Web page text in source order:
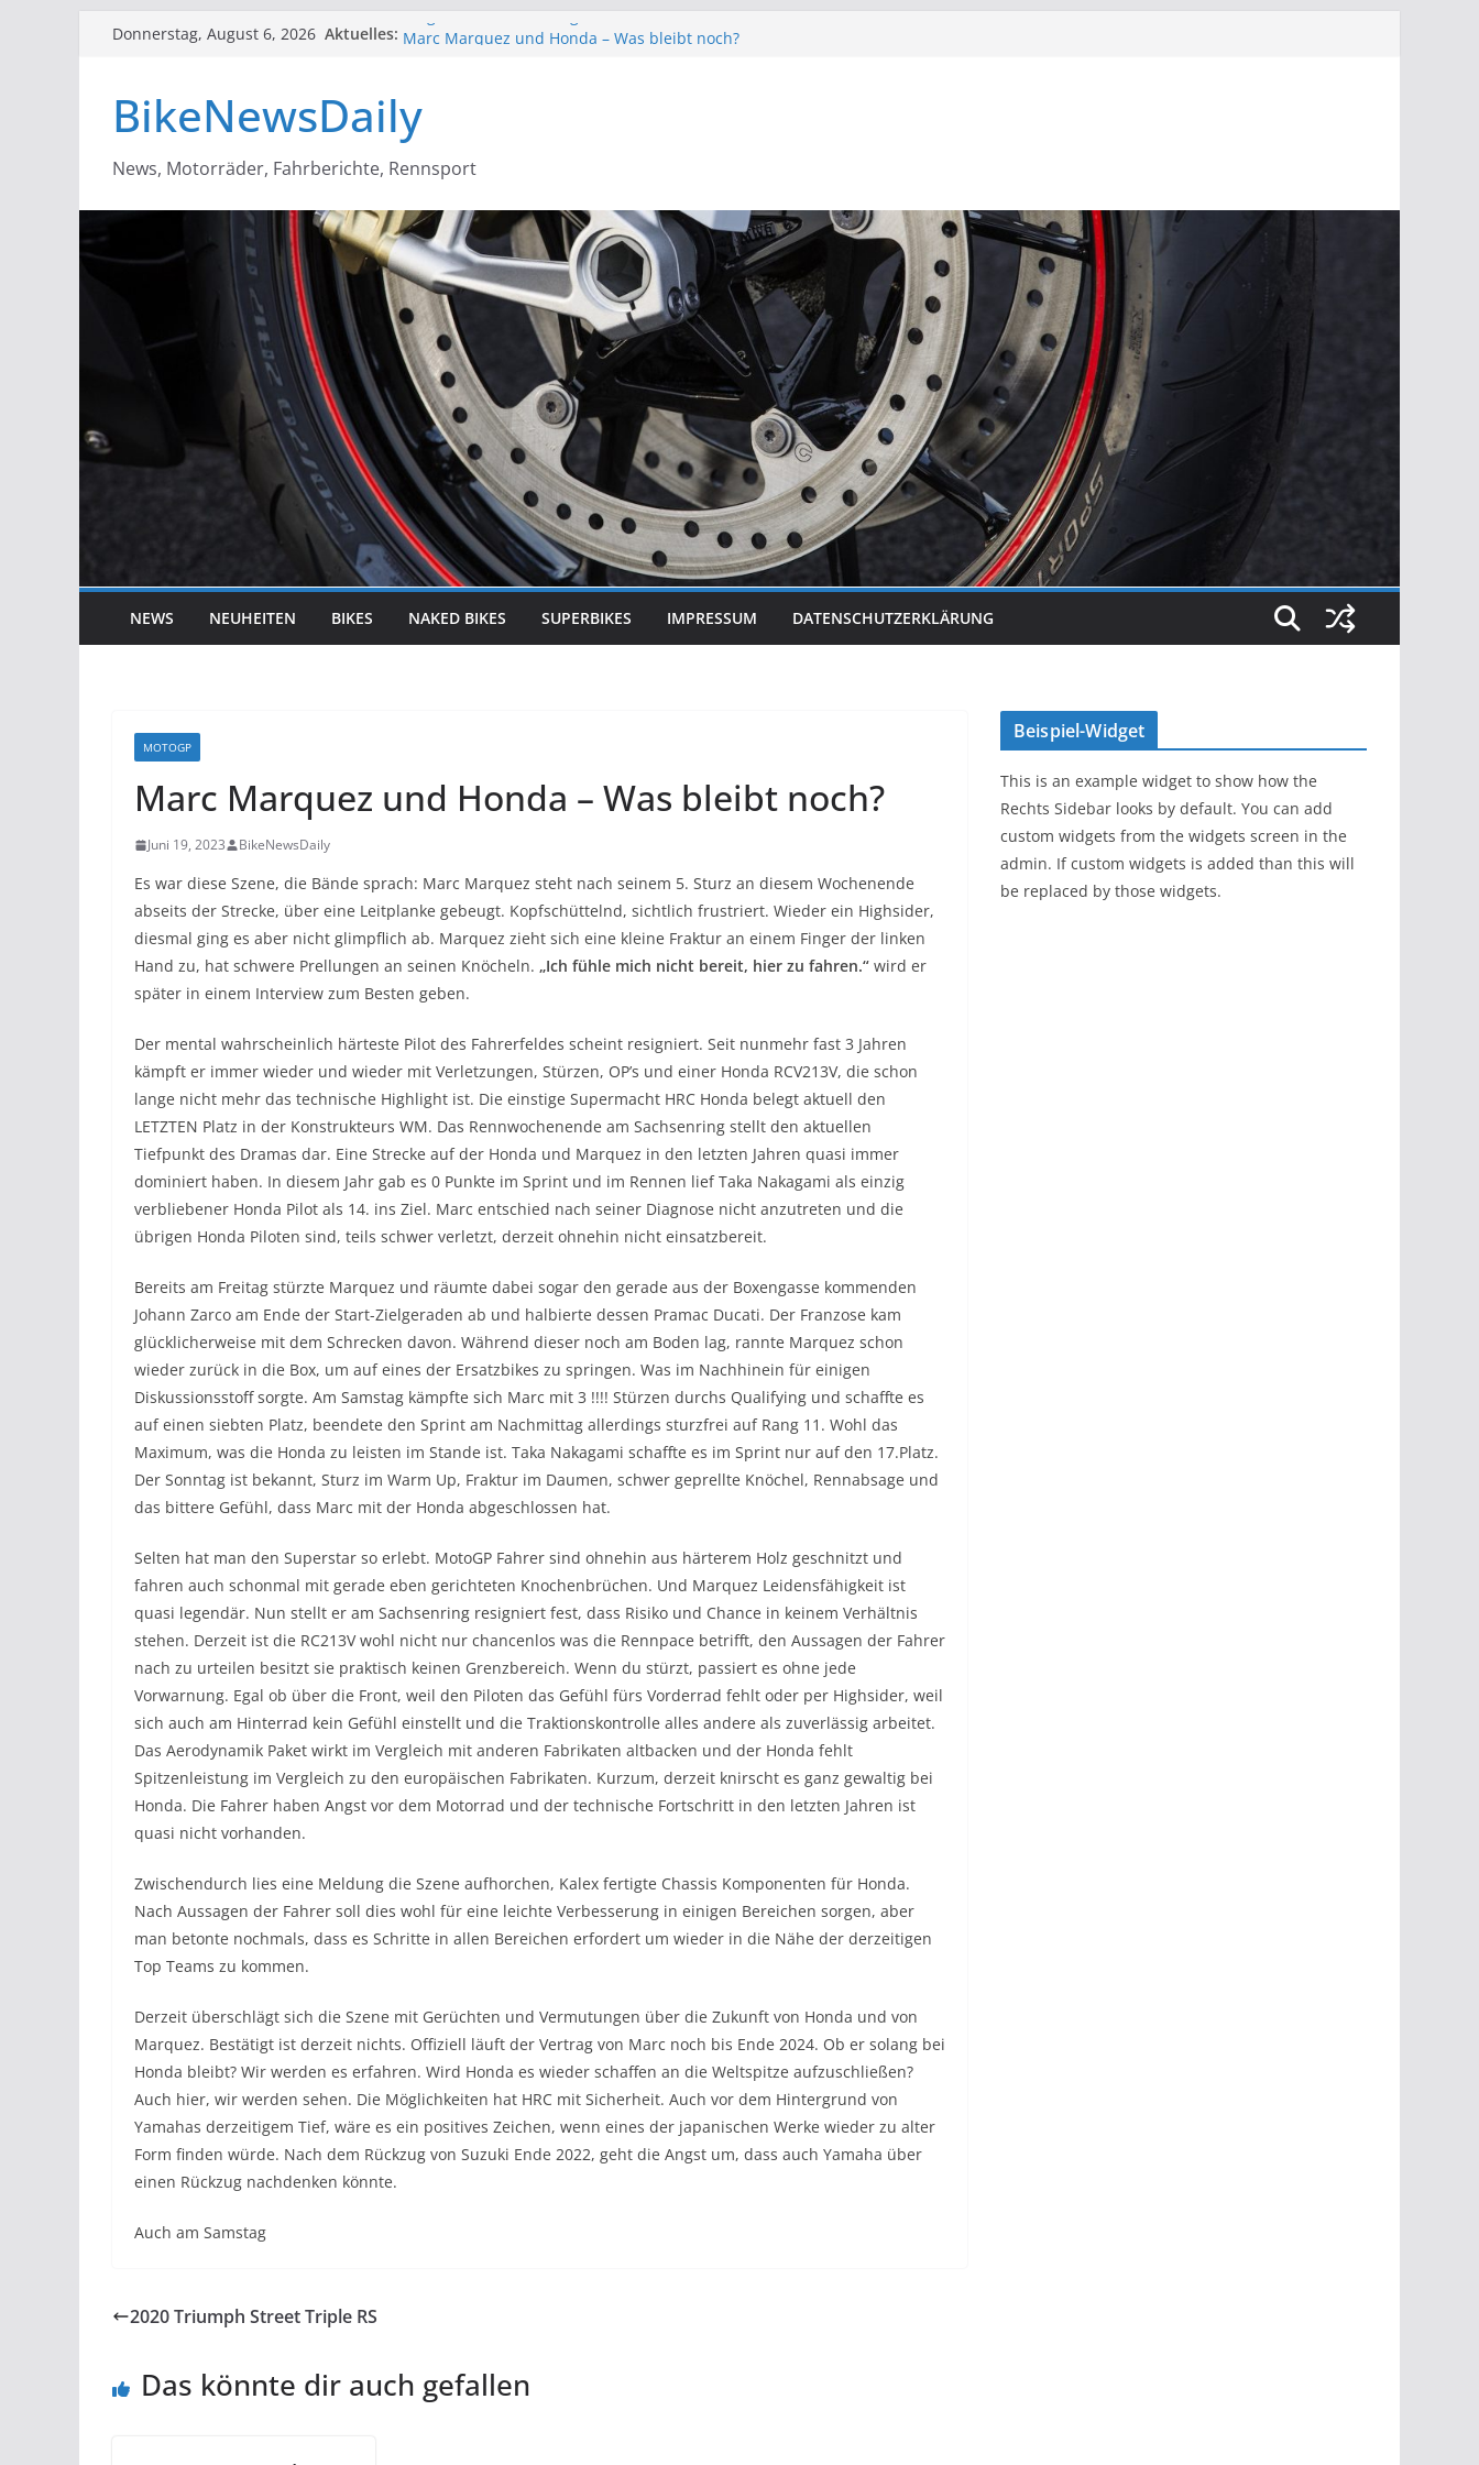
ZumDonnerstag, August 6, 2026 Aktuelles: King Carl – Ducati Panigale V4 25°
kommende Jahr
Kawasaki Z H2 – Endlich der Kompressor im Naked Bike
BikeNewsDaily
News, Motorräder, Fahrberichte, Rennsport
NEWS NEUHEITEN BIKES NAKED BIKES SUPERBIKES IMPRESSUM DATENSCHUTZERKLÄRUNG
MOTOGP
Marc Marquez und Honda – Was bleibt noch?
Juni 19, 2023 BikeNewsDaily
Es war diese Szene, die Bände sprach: Marc Marquez steht nach seinem 5. Sturz an diesem Wochenende
abseits der Strecke, über eine Leitplanke gebeugt. Kopfschüttelnd, sichtlich frustriert. Wieder ein Highsider,
diesmal ging es aber nicht glimpflich ab. Marquez zieht sich eine kleine Fraktur an einem Finger der linken
Hand zu, hat schwere Prellungen an seinen Knöcheln. „Ich fühle mich nicht bereit, hier zu fahren.“ wird er
später in einem Interview zum Besten geben.
Der mental wahrscheinlich härteste Pilot des Fahrerfeldes scheint resigniert. Seit nunmehr fast 3 Jahren
kämpft er immer wieder und wieder mit Verletzungen, Stürzen, OP’s und einer Honda RCV213V, die schon
lange nicht mehr das technische Highlight ist. Die einstige Supermacht HRC Honda belegt aktuell den
LETZTEN Platz in der Konstrukteurs WM. Das Rennwochenende am Sachsenring stellt den aktuellen
Tiefpunkt des Dramas dar. Eine Strecke auf der Honda und Marquez in den letzten Jahren quasi immer
dominiert haben. In diesem Jahr gab es 0 Punkte im Sprint und im Rennen lief Taka Nakagami als einzig
verbliebener Honda Pilot als 14. ins Ziel. Marc entschied nach seiner Diagnose nicht anzutreten und die
übrigen Honda Piloten sind, teils schwer verletzt, derzeit ohnehin nicht einsatzbereit.
Bereits am Freitag stürzte Marquez und räumte dabei sogar den gerade aus der Boxengasse kommenden
Johann Zarco am Ende der Start-Zielgeraden ab und halbierte dessen Pramac Ducati. Der Franzose kam
glücklicherweise mit dem Schrecken davon. Während dieser noch am Boden lag, rannte Marquez schon
wieder zurück in die Box, um auf eines der Ersatzbikes zu springen. Was im Nachhinein für einigen
Diskussionsstoff sorgte. Am Samstag kämpfte sich Marc mit 3 !!!! Stürzen durchs Qualifying und schaffte es
auf einen siebten Platz, beendete den Sprint am Nachmittag allerdings sturzfrei auf Rang 11. Wohl das
Maximum, was die Honda zu leisten im Stande ist. Taka Nakagami schaffte es im Sprint nur auf den 17.Platz.
Der Sonntag ist bekannt, Sturz im Warm Up, Fraktur im Daumen, schwer geprellte Knöchel, Rennabsage und
das bittere Gefühl, dass Marc mit der Honda abgeschlossen hat.
Selten hat man den Superstar so erlebt. MotoGP Fahrer sind ohnehin aus härterem Holz geschnitzt und
fahren auch schonmal mit gerade eben gerichteten Knochenbrüchen. Und Marquez Leidensfähigkeit ist
quasi legendär. Nun stellt er am Sachsenring resigniert fest, dass Risiko und Chance in keinem Verhältnis
stehen. Derzeit ist die RC213V wohl nicht nur chancenlos was die Rennpace betrifft, den Aussagen der Fahrer
nach zu urteilen besitzt sie praktisch keinen Grenzbereich. Wenn du stürzt, passiert es ohne jede
Vorwarnung. Egal ob über die Front, weil den Piloten das Gefühl fürs Vorderrad fehlt oder per Highsider, weil
sich auch am Hinterrad kein Gefühl einstellt und die Traktionskontrolle alles andere als zuverlässig arbeitet.
Das Aerodynamik Paket wirkt im Vergleich mit anderen Fabrikaten altbacken und der Honda fehlt
Spitzenleistung im Vergleich zu den europäischen Fabrikaten. Kurzum, derzeit knirscht es ganz gewaltig bei
Honda. Die Fahrer haben Angst vor dem Motorrad und der technische Fortschritt in den letzten Jahren ist
quasi nicht vorhanden.
Zwischendurch lies eine Meldung die Szene aufhorchen, Kalex fertigte Chassis Komponenten für Honda.
Nach Aussagen der Fahrer soll dies wohl für eine leichte Verbesserung in einigen Bereichen sorgen, aber
man betonte nochmals, dass es Schritte in allen Bereichen erfordert um wieder in die Nähe der derzeitigen
Top Teams zu kommen.
Derzeit überschlägt sich die Szene mit Gerüchten und Vermutungen über die Zukunft von Honda und von
Marquez. Bestätigt ist derzeit nichts. Offiziell läuft der Vertrag von Marc noch bis Ende 2024. Ob er solang bei
Honda bleibt? Wir werden es erfahren. Wird Honda es wieder schaffen an die Weltspitze aufzuschließen?
Auch hier, wir werden sehen. Die Möglichkeiten hat HRC mit Sicherheit. Auch vor dem Hintergrund von
Yamahas derzeitigem Tief, wäre es ein positives Zeichen, wenn eines der japanischen Werke wieder zu alter
Form finden würde. Nach dem Rückzug von Suzuki Ende 2022, geht die Angst um, dass auch Yamaha über
einen Rückzug nachdenken könnte.
Auch am Samstag
2020 Triumph Street Triple RS
Das könnte dir auch gefallen
Beispiel-Widget
This is an example widget to show how the
Rechts Sidebar looks by default. You can add
custom widgets from the widgets screen in the
admin. If custom widgets is added than this will
be replaced by those widgets.